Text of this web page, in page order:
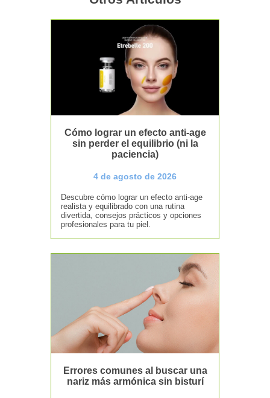
Cómo lograr un efecto anti-age
sin perder el equilibrio (ni la
paciencia)
4 de agosto de 2026
Descubre cómo lograr un efecto anti-age
realista y equilibrado con una rutina
divertida, consejos prácticos y opciones
profesionales para tu piel.
Errores comunes al buscar una
nariz más armónica sin bisturí